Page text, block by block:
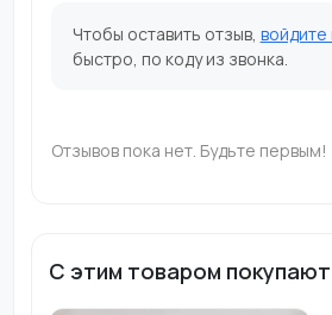
Чтобы оставить отзыв,
быстро, по коду из звонка.
Отзывов пока нет. Будьте первым!
С этим товаром покупают